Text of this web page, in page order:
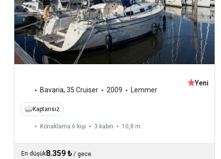
Bavaria, 35 Cruiser 2009 Lemmer
Yeni
Kaptansız
Konaklama 6 kişi 3 kabin 10,8 m
En düşük8.359 ₺ / gece